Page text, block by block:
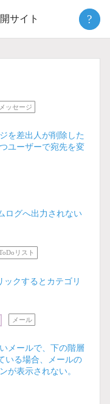
サイト ?
メッセージ
を差出人が削除した
ユーザーで宛先を変
ログへ出力されない
リスト
ックするとカテゴリ
メール
メールで、下の階層
いる場合、メールの
が表示されない。